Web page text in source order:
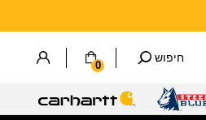
חיפוש
0